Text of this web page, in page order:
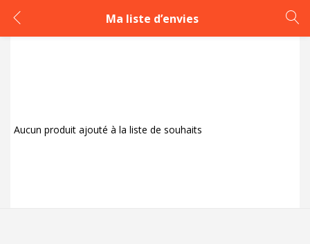
Ma liste d’envies
LOGIN
Aucun produit ajouté à la liste de souhaits